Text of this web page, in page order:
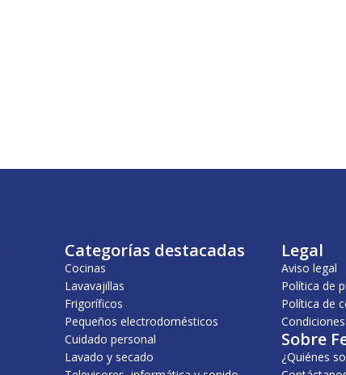
Categorías destacadas
Cocinas
Lavavajillas
Frigoríficos
Pequeños electrodomésticos
Cuidado personal
Lavado y secado
Legal
Aviso legal
Política de
Política de
Sobre
¿Quiénes